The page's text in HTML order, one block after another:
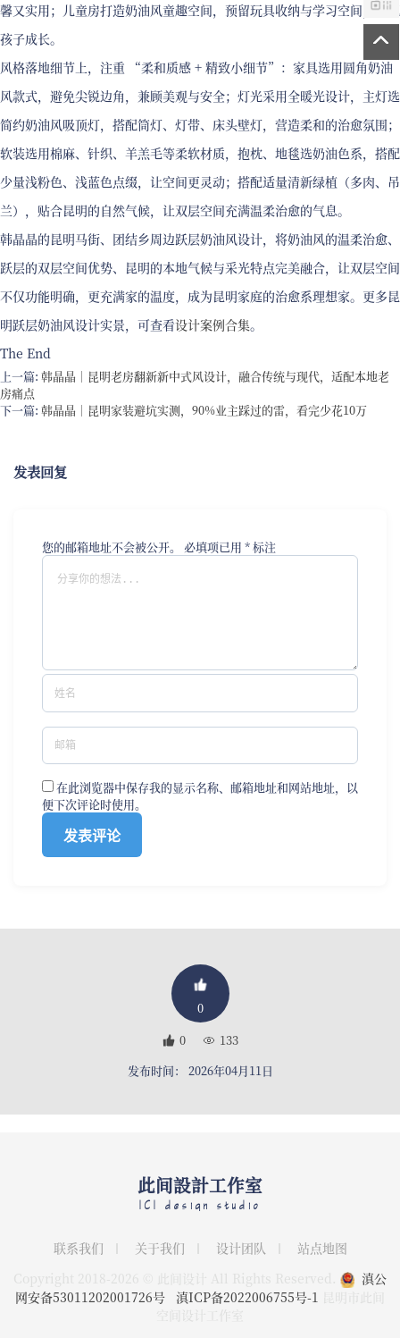
馨又实用；儿童房打造奶油风童趣空间，预留玩具收纳与学习空间，适配
孩子成长。
风格落地细节上，注重 “柔和质感 + 精致小细节”：家具选用圆角奶油
风款式，避免尖锐边角，兼顾美观与安全；灯光采用全暖光设计，主灯选
简约奶油风吸顶灯，搭配筒灯、灯带、床头壁灯，营造柔和的治愈氛围；
软装选用棉麻、针织、羊羔毛等柔软材质，抱枕、地毯选奶油色系，搭配
少量浅粉色、浅蓝色点缀，让空间更灵动；搭配适量清新绿植（多肉、吊
兰），贴合昆明的自然气候，让双层空间充满温柔治愈的气息。
韩晶晶的昆明马街、团结乡周边跃层奶油风设计，将奶油风的温柔治愈、
跃层的双层空间优势、昆明的本地气候与采光特点完美融合，让双层空间
不仅功能明确，更充满家的温度，成为昆明家庭的治愈系理想家。更多昆
明跃层奶油风设计实景，可查看设计案例合集。
The End
上一篇: 韩晶晶｜昆明老房翻新新中式风设计，融合传统与现代，适配本地老
房痛点
下一篇: 韩晶晶｜昆明家装避坑实测，90%业主踩过的雷，看完少花10万
发表回复
您的邮箱地址不会被公开。 必填项已用 *标注
在此浏览器中保存我的显示名称、邮箱地址和网站地址，以
便下次评论时使用。
0
0
133
发布时间： 2026年04月11日
此间設計工作室
ICI design studio
联系我们 关于我们 设计团队
站点地图
滇公
网安备53011202001726号
滇ICP备2022006755号-1